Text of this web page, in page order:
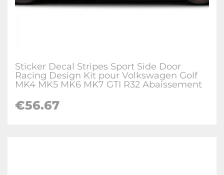
Sticker Decal Stripes Sport Side Door
Racing Design Kit pour Volkswagen Golf
MK4 MK5 MK6 MK7 GTI R32 Abaissement
€56.67